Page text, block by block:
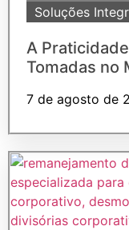
Soluções
A
Tomadas no
7 de agosto de